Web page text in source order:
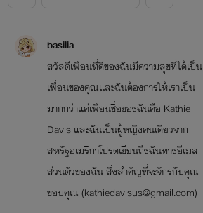
basilia
สวัสดีเพื่อนที่ดีของฉันมีความสุขที่ได้เป็น
เพื่อนของคุณและฉันต้องการให้เราเป็น
มากกว่าแค่เพื่อนชื่อของฉันคือ Kathie
Davis และฉันเป็นผู้หญิงคนเดียวจาก
สหรัฐอเมริกาโปรดเขียนถึงฉันทางอีเมล
ส่วนตัวของฉัน สิ่งสำคัญที่จะจักรกับคุณ
ขอบคุณ (kathiedavisus@gmail.com)